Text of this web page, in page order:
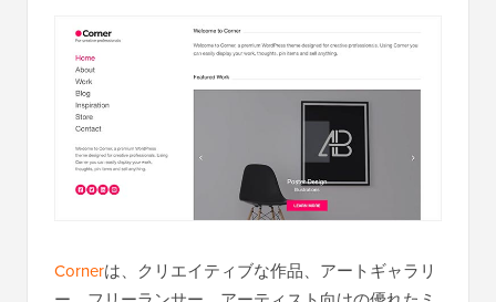
Cornerは、クリエイティブな作品、アートギャラリ